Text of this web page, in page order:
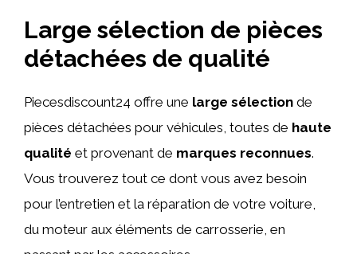
Large sélection de pièces
détachées de qualité
Piecesdiscount24 offre une large sélection de
pièces détachées pour véhicules, toutes de haute
qualité et provenant de marques reconnues.
Vous trouverez tout ce dont vous avez besoin
pour l’entretien et la réparation de votre voiture,
du moteur aux éléments de carrosserie, en